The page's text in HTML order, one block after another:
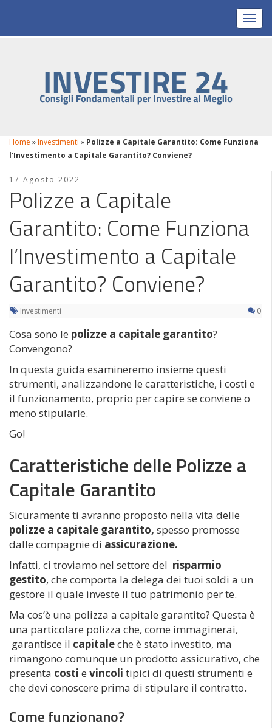
Home »Investimenti » Polizze a Capitale Garantito: Come Funziona
l’Investimento a Capitale Garantito? Conviene?
17 Agosto 2022
Polizze a Capitale
Garantito: Come Funziona
l’Investimento a Capitale
Garantito? Conviene?
Investimenti 0
Cosa sono le polizze a capitale garantito?
Convengono?
In questa guida esamineremo insieme questi
strumenti, analizzandone le caratteristiche, i costi e
il funzionamento, proprio per capire se conviene o
meno stipularle.
Go!
Caratteristiche delle Polizze a
Capitale Garantito
Sicuramente ti avranno proposto nella vita delle
polizze a capitale garantito, spesso promosse
dalle compagnie di assicurazione.
Infatti, ci troviamo nel settore del risparmio
gestito, che comporta la delega dei tuoi soldi a un
gestore il quale investe il tuo patrimonio per te.
Ma cos’è una polizza a capitale garantito? Questa è
una particolare polizza che, come immaginerai,
garantisce il capitaleche è stato investito, ma
rimangono comunque un prodotto assicurativo, che
presenta costi e vincoli tipici di questi strumenti e
che devi conoscere prima di stipulare il contratto.
Come funzionano?